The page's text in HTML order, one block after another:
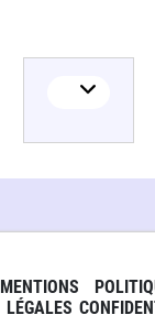
MENTIONS
LÉGALES